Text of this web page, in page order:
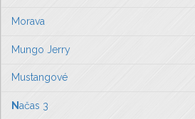
Morava
Mungo Jerry
Mustangové
Načas 3